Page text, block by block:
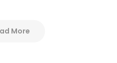
More